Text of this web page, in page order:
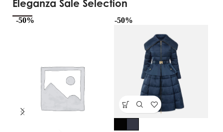
Eleganza Sale Selection
-50% -50%